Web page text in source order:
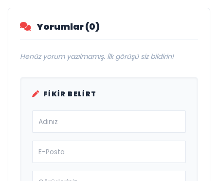
Yorumlar (0)
Henüz yorum yazılmamış. İlk görüşü siz bildirin!
FIKIR BELIRT